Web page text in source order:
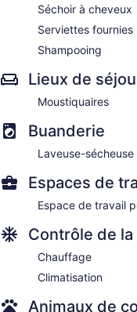
Séchoir à cheveux
Serviettes fournies
Shampooing
Lieux de
Moustiquaires
Buanderie
Laveuse-sécheuse
Espaces de
Espace de travail
Contrôle de
Chauffage
Climatisation
Animaux de